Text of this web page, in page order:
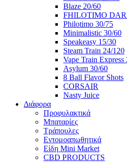
Blaze 20/60
FHILOTIMO
Philotimo 30/75
Minimalistic 30/60
Speakeasy 15/30
Steam Train 24/120
Vape Train Express
Asylum 30/60
8 Βall Flavor Shots
CORSAIR
Nasty Juice
Διάφορα
Προφυλακτικά
Μπαταρίες
Τράπουλες
Εντομοαπωθητικά
Είδη Mini Market
CBD PRODUCTS